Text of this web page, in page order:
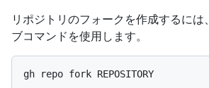
リポジトリのフォークを作成するには、
ブコマンドを使用します。